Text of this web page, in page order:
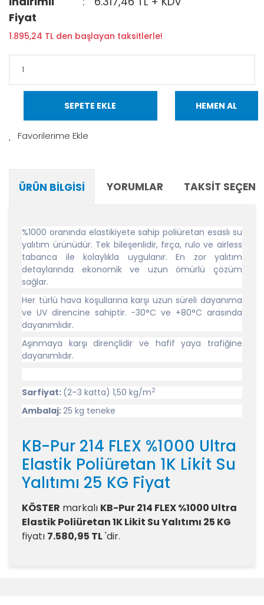
Fiyat
1.895,24 TL den başlayan taksitlerle!
SEPETE EKLE HEMEN AL
ÜRÜN BILGISI YORUMLAR TAKSIT
%1000 oranında elastikiyete sahip poliüretan esaslı su
yalıtım ürünüdür. Tek bileşenlidir, fırça, rulo ve airless
tabanca ile kolaylıkla uygulanır. En zor yalıtım
detaylarında ekonomik ve uzun ömürlü çözüm
sağlar.
Her türlü hava koşullarına karşı uzun süreli dayanıma
ve UV direncine sahiptir. -30°C ve +80°C arasında
dayanımlıdır.
Aşınmaya karşı dirençlidir ve hafif yaya trafiğine
dayanımlıdır.
Sarfiyat: (2–3 katta) 1,50 kg/m2
Ambalaj:25 kg teneke
KB-Pur 214 FLEX %1000 Ultra
Elastik Poliüretan 1K Likit Su
Yalıtımı 25 KG Fiyat
KÖSTER markalı KB-Pur 214 FLEX %1000 Ultra
Elastik Poliüretan 1K Likit Su Yalıtımı 25 KG
fiyatı 7.580,95 TL'dir.